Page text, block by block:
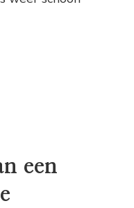
een